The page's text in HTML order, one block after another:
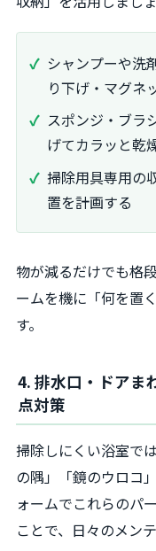
シャンプーや洗
り下げ・マグネ
スポンジ・ブラ
げてカラッと乾
掃除用具専用の
置を計画する
物が減るだけでも格
ームを機に「何を置
す。
4. 排水口・ドアま
点対策
掃除しにくい浴室で
の隅」「鏡のウロコ
ォームでこれらのパ
ことで、日々のメン